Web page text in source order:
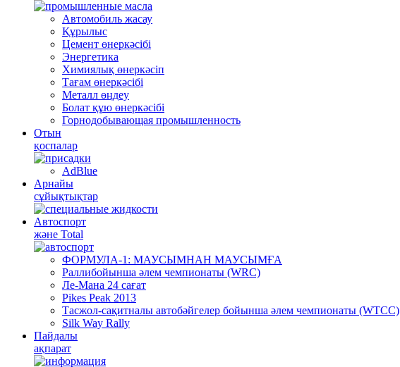
Автомобиль жасау
Құрылыс
Цемент өнеркәсібі
Энергетика
Химиялық өнеркәсіп
Тағам өнеркәсібі
Металл өңдеу
Болат құю өнеркәсібі
Горнодобывающая промышленность
Отын
қоспалар
AdBlue
Арнайы
сұйықтықтар
Автоспорт
және Total
ФОРМУЛА-1: МАУСЫМНАН МАУСЫМҒА
Раллибойынша әлем чемпионаты (WRC)
Ле-Мана 24 сағат
Pikes Peak 2013
Тасжол-сақитналы автобәйгелер бойынша әлем чемпионаты (WTCC)
Silk Way Rally
Пайдалы
ақпарат